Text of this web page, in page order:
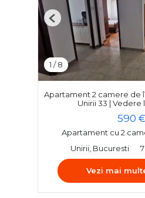
1 /8
Previous
Apartament 2 camere de
Unirii 33 | Vedere
590
Apartament cu 2
Unirii, Bucuresti
Vezi mai